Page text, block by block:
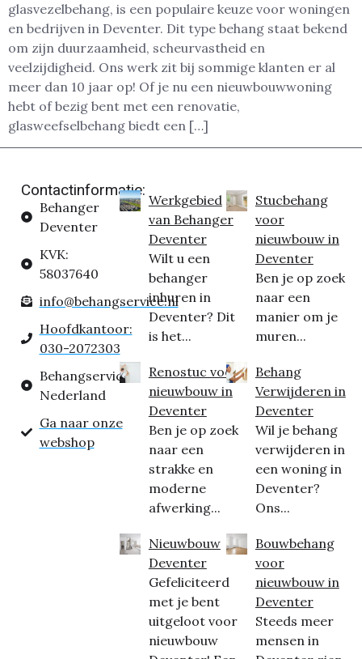
glasvezelbehang, is een populaire keuze voor woningen
en bedrijven in Deventer. Dit type behang staat bekend
om zijn duurzaamheid, scheurvastheid en
veelzijdigheid. Ons werk zit bij sommige klanten er al
meer dan 10 jaar op! Of je nu een nieuwbouwwoning
hebt of bezig bent met een renovatie,
glasweefselbehang biedt een […]
Contactinformatie:
Behanger
Deventer
KVK:
58037640
info@behangservice.nl
Hoofdkantoor:
030-2072303
Behangservice
Nederland
Ga naar onze
webshop
Werkgebied
van Behanger
Deventer
Wilt u een
behanger
inhuren in
Deventer? Dit
is het...
Renostuc voor
nieuwbouw in
Deventer
Ben je op zoek
naar een
strakke en
moderne
afwerking...
Nieuwbouw
Deventer
Gefeliciteerd
met je bent
uitgeloot voor
nieuwbouw
Stucbehang
voor
nieuwbouw in
Deventer
Ben je op zoek
naar een
manier om je
muren...
Behang
Verwijderen in
Deventer
Wil je behang
verwijderen in
een woning in
Deventer?
Ons...
Bouwbehang
voor
nieuwbouw in
Deventer
Steeds meer
mensen in